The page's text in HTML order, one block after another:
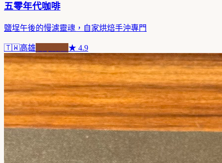
五零年代咖啡
鹽埕午後的慢濾靈魂，自家烘焙手沖專門
🇹🇼高雄 ★ 4.9